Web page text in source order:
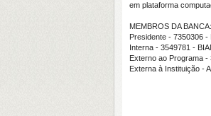
em plataforma
MEMBROS DA BANCA:
Presidente - 7350306 -
Interna - 3549781 -
Externo ao Programa -
Externa à Instituição -